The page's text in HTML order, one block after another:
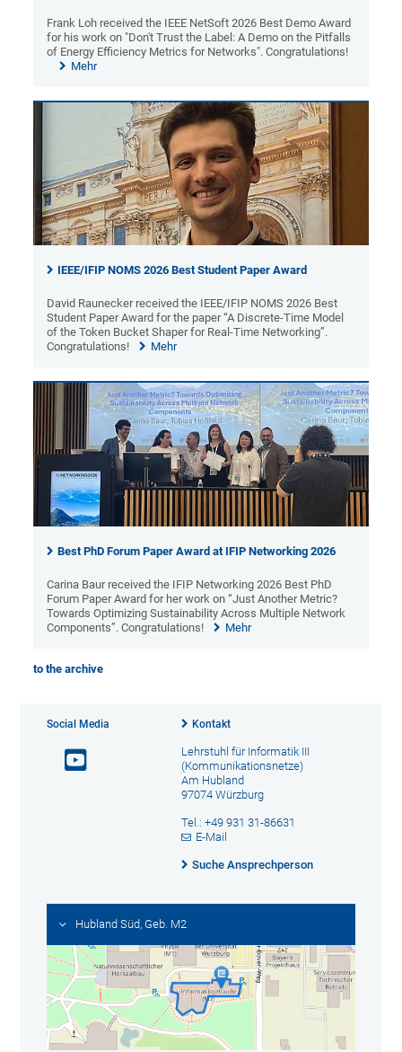
Frank Loh received the IEEE NetSoft 2026 Best Demo Award
for his work on "Don't Trust the Label: A Demo on the Pitfalls
of Energy Efficiency Metrics for Networks". Congratulations!
Mehr
IEEE/IFIP NOMS 2026 Best Student Paper Award
David Raunecker received the IEEE/IFIP NOMS 2026 Best
Student Paper Award for the paper “A Discrete-Time Model
of the Token Bucket Shaper for Real-Time Networking”.
Congratulations!
Mehr
Best PhD Forum Paper Award at IFIP Networking 2026
Carina Baur received the IFIP Networking 2026 Best PhD
Forum Paper Award for her work on “Just Another Metric?
Towards Optimizing Sustainability Across Multiple Network
Components”. Congratulations!
Mehr
to the archive
Social Media Kontakt
Lehrstuhl für Informatik III
(Kommunikationsnetze)
Am Hubland
97074 Würzburg
Tel.: +49 931 31-86631
E-Mail
Suche Ansprechperson
Hubland Süd, Geb. M2